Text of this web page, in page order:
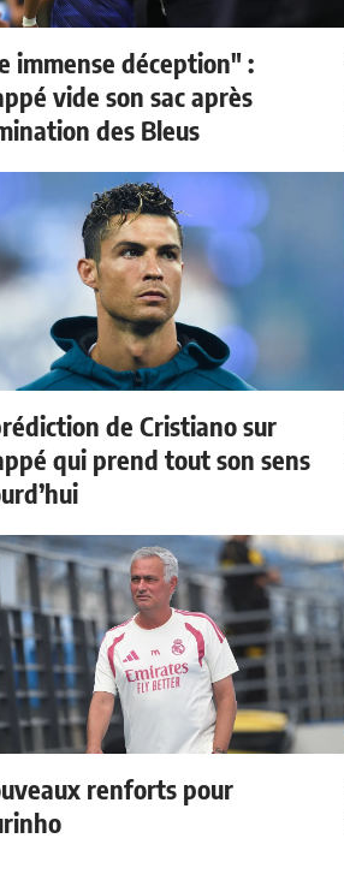
immense déception" :
vide son sac après
des Bleus
de Cristiano sur
qui prend tout son sens
renforts pour